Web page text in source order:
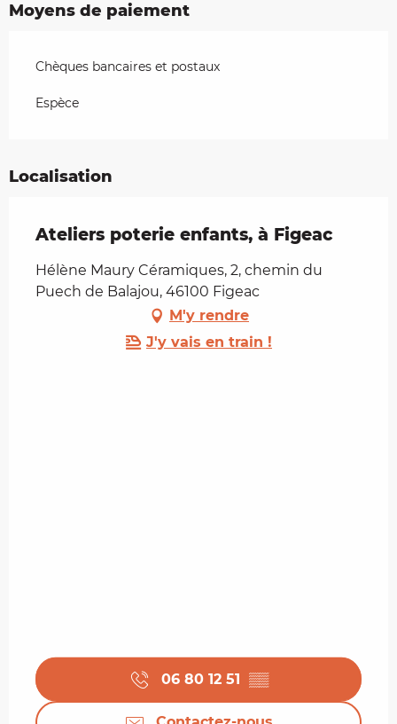
Moyens de paiement
Chèques bancaires et postaux
Espèce
Localisation
Ateliers poterie enfants, à Figeac
Hélène Maury Céramiques, 2, chemin du
Puech de Balajou, 46100 Figeac
M'y rendre
J'y vais en train !
06 80 12 51 ▒▒